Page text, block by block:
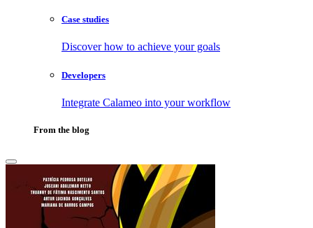
Case studies
Discover how to achieve your goals
Developers
Integrate Calameo into your workflow
From the blog